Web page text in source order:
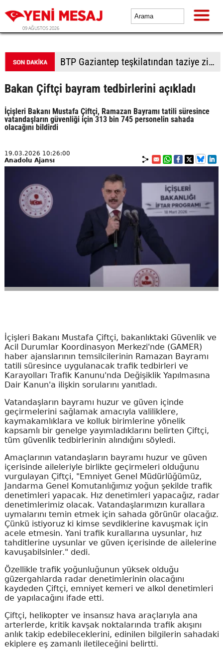
09 AĞUSTOS 2026
BTP Gaziantep teşkilatından taziye ziyareti: Cevizli köyü halkıyla buluşma
Bakan Çiftçi bayram tedbirlerini açıkladı
İçişleri Bakanı Mustafa Çiftçi, Ramazan Bayramı tatili süresince
vatandaşların güvenliği için 313 bin 745 personelin sahada
olacağını bildirdi
19.03.2026 10:26:00
Anadolu Ajansı
İçişleri Bakanı Mustafa Çiftçi, bakanlıktaki Güvenlik ve
Acil Durumlar Koordinasyon Merkezi'nde (GAMER)
haber ajanslarının temsilcilerinin Ramazan Bayramı
tatili süresince uygulanacak trafik tedbirleri ve
Karayolları Trafik Kanunu'nda Değişiklik Yapılmasına
Dair Kanun'a ilişkin sorularını yanıtladı.
Vatandaşların bayramı huzur ve güven içinde
geçirmelerini sağlamak amacıyla valiliklere,
kaymakamlıklara ve kolluk birimlerine yönelik
kapsamlı bir genelge yayımladıklarını belirten Çiftçi,
tüm güvenlik tedbirlerinin alındığını söyledi.
Amaçlarının vatandaşların bayramı huzur ve güven
içerisinde aileleriyle birlikte geçirmeleri olduğunu
vurgulayan Çiftçi, "Emniyet Genel Müdürlüğümüz,
Jandarma Genel Komutanlığımız yoğun şekilde trafik
denetimleri yapacak. Hız denetimleri yapacağız, radar
denetimlerimiz olacak. Vatandaşlarımızın kurallara
uymalarını temin etmek için sahada görünür olacağız.
Çünkü istiyoruz ki kimse sevdiklerine kavuşmak için
acele etmesin. Yani trafik kurallarına uysunlar, hız
tahditlerine uysunlar ve güven içerisinde de ailelerine
kavuşabilsinler." dedi.
Özellikle trafik yoğunluğunun yüksek olduğu
güzergahlarda radar denetimlerinin olacağını
kaydeden Çiftçi, emniyet kemeri ve alkol denetimleri
de yapılacağını ifade etti.
Çiftçi, helikopter ve insansız hava araçlarıyla ana
arterlerde, kritik kavşak noktalarında trafik akışını
anlık takip edebileceklerini, edinilen bilgilerin sahadaki
ekiplere eş zamanlı iletileceğini belirtti.